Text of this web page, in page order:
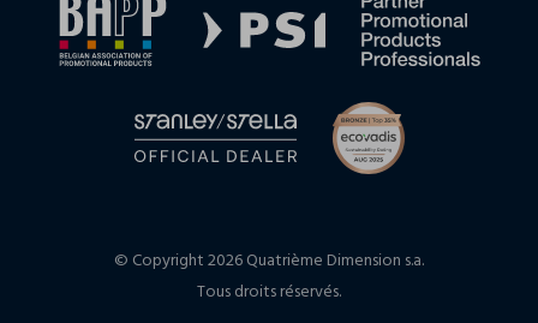
© Copyright 2026 Quatrième Dimension s.a.
Tous droits réservés.